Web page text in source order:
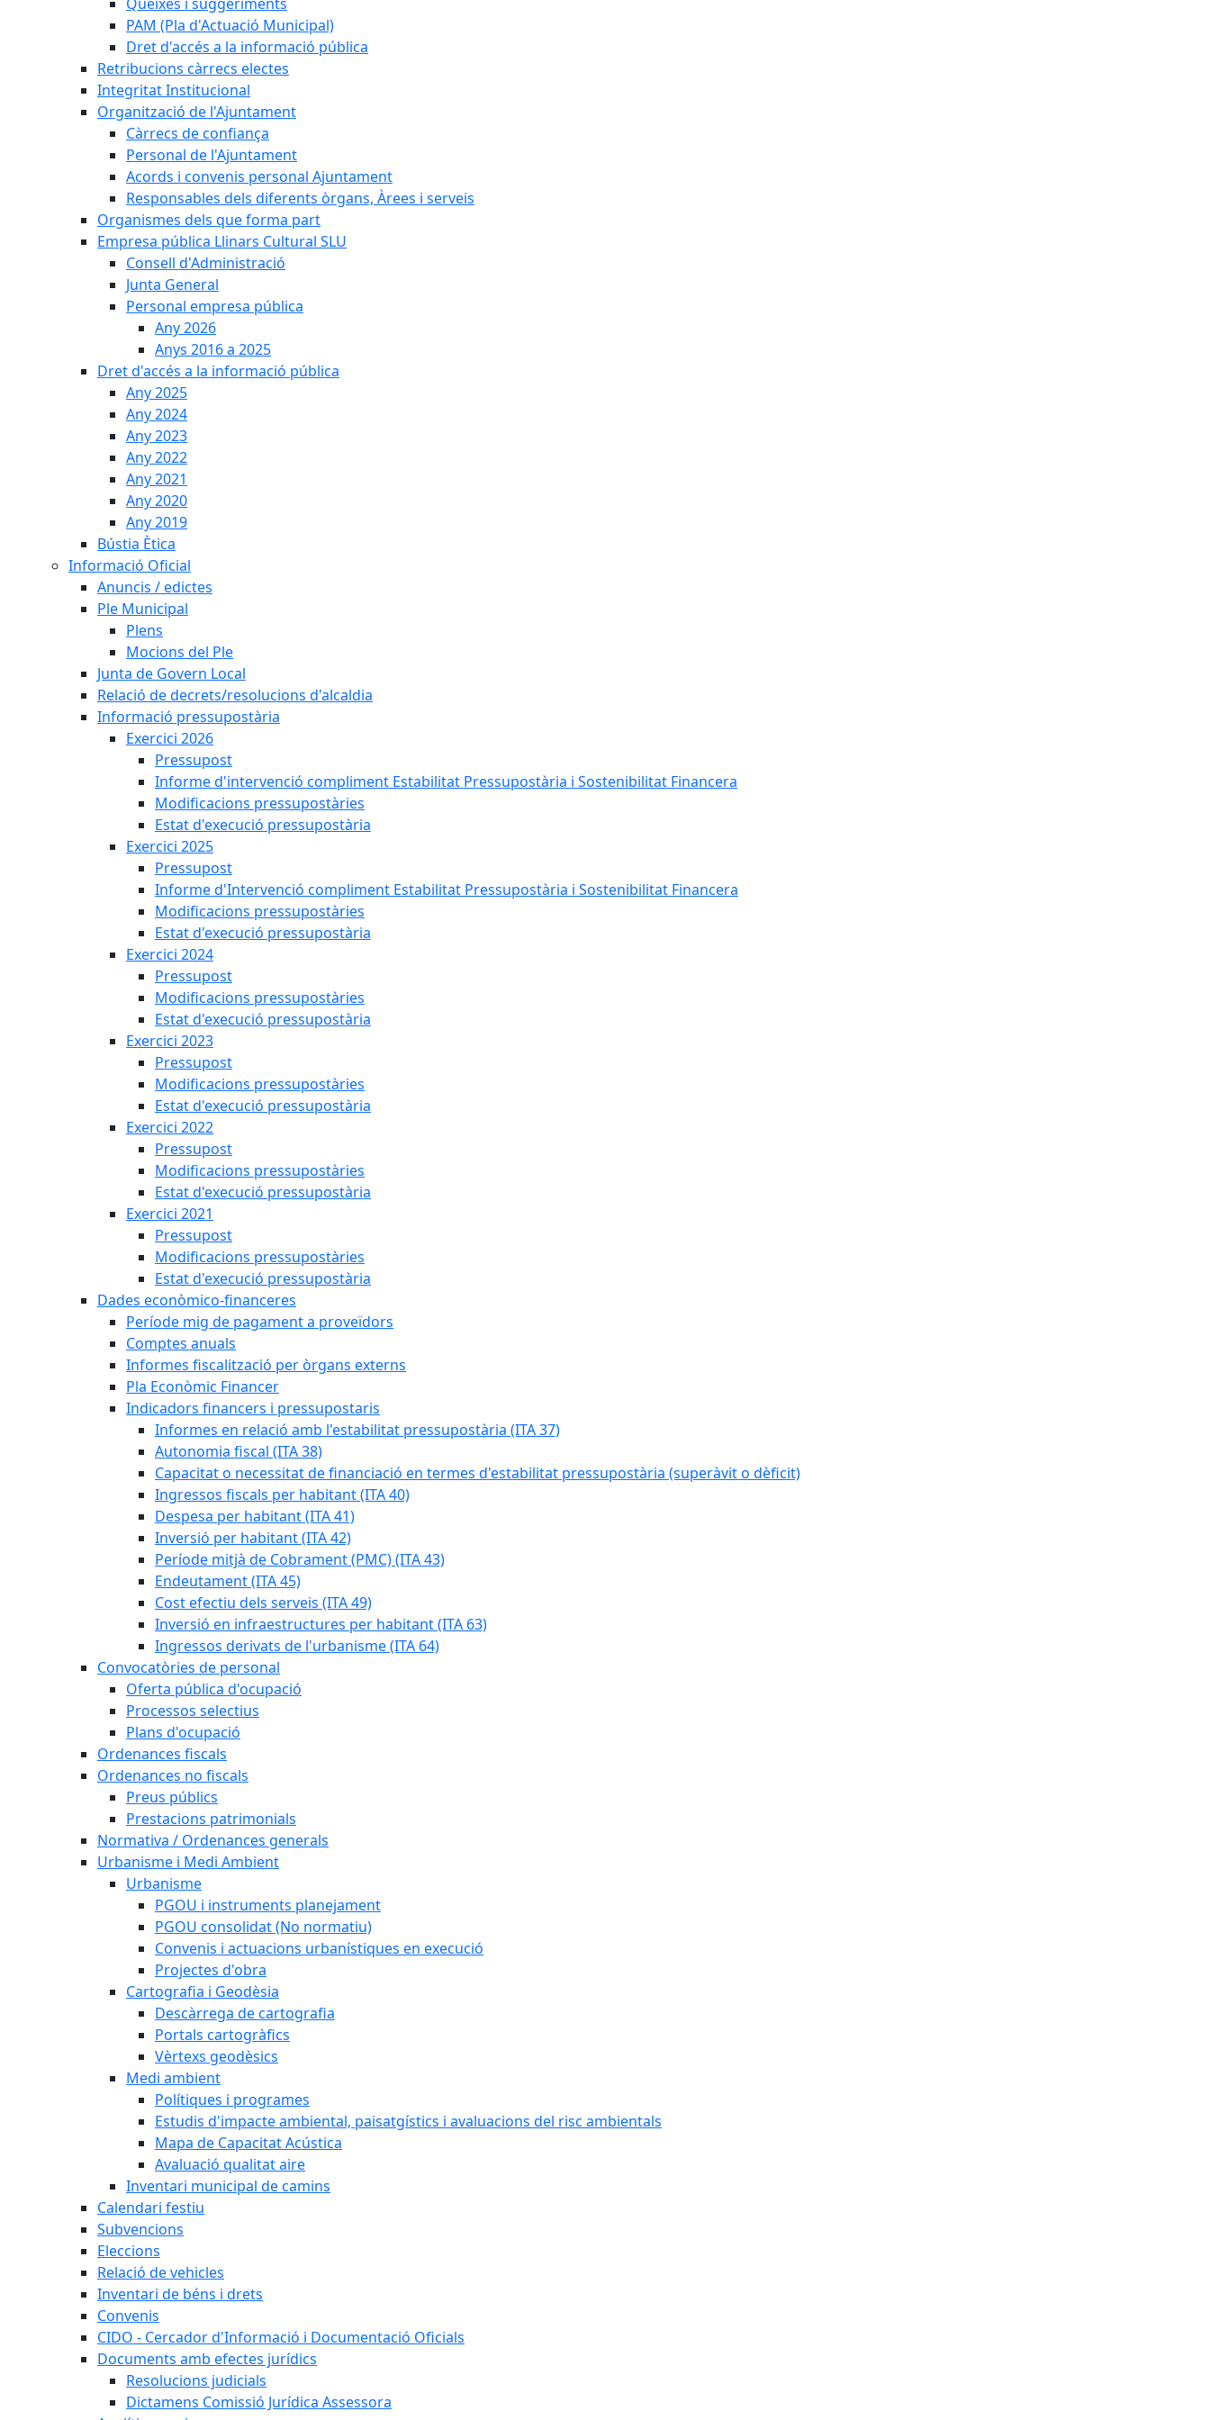
PAM (Pla d'Actuació Municipal)
Dret d'accés a la informació pública
Retribucions càrrecs electes
Integritat Institucional
Organització de l'Ajuntament
Càrrecs de confiança
Personal de l'Ajuntament
Acords i convenis personal Ajuntament
Responsables dels diferents òrgans, Àrees i serveis
Organismes dels que forma part
Empresa pública Llinars Cultural SLU
Consell d'Administració
Junta General
Personal empresa pública
Any 2026
Anys 2016 a 2025
Dret d'accés a la informació pública
Any 2025
Any 2024
Any 2023
Any 2022
Any 2021
Any 2020
Any 2019
Bústia Ètica
Informació Oficial
Anuncis / edictes
Ple Municipal
Plens
Mocions del Ple
Junta de Govern Local
Relació de decrets/resolucions d'alcaldia
Informació pressupostària
Exercici 2026
Pressupost
Informe d'intervenció compliment Estabilitat Pressupostària i Sostenibilitat Financera
Modificacions pressupostàries
Estat d'execució pressupostària
Exercici 2025
Pressupost
Informe d'Intervenció compliment Estabilitat Pressupostària i Sostenibilitat Financera
Modificacions pressupostàries
Estat d'execució pressupostària
Exercici 2024
Pressupost
Modificacions pressupostàries
Estat d'execució pressupostària
Exercici 2023
Pressupost
Modificacions pressupostàries
Estat d'execució pressupostària
Exercici 2022
Pressupost
Modificacions pressupostàries
Estat d'execució pressupostària
Exercici 2021
Pressupost
Modificacions pressupostàries
Estat d'execució pressupostària
Dades econòmico-financeres
Període mig de pagament a proveïdors
Comptes anuals
Informes fiscalització per òrgans externs
Pla Econòmic Financer
Indicadors financers i pressupostaris
Informes en relació amb l'estabilitat pressupostària (ITA 37)
Autonomia fiscal (ITA 38)
Capacitat o necessitat de financiació en termes d'estabilitat pressupostària (superàvit o dèficit)
Ingressos fiscals per habitant (ITA 40)
Despesa per habitant (ITA 41)
Inversió per habitant (ITA 42)
Període mitjà de Cobrament (PMC) (ITA 43)
Endeutament (ITA 45)
Cost efectiu dels serveis (ITA 49)
Inversió en infraestructures per habitant (ITA 63)
Ingressos derivats de l'urbanisme (ITA 64)
Convocatòries de personal
Oferta pública d'ocupació
Processos selectius
Plans d'ocupació
Ordenances fiscals
Ordenances no fiscals
Preus públics
Prestacions patrimonials
Normativa / Ordenances generals
Urbanisme i Medi Ambient
Urbanisme
PGOU i instruments planejament
PGOU consolidat (No normatiu)
Convenis i actuacions urbanístiques en execució
Projectes d'obra
Cartografia i Geodèsia
Descàrrega de cartografia
Portals cartogràfics
Vèrtexs geodèsics
Medi ambient
Polítiques i programes
Estudis d'impacte ambiental, paisatgístics i avaluacions del risc ambientals
Mapa de Capacitat Acústica
Avaluació qualitat aire
Inventari municipal de camins
Calendari festiu
Subvencions
Eleccions
Relació de vehicles
Inventari de béns i drets
Convenis
CIDO - Cercador d'Informació i Documentació Oficials
Documents amb efectes jurídics
Resolucions judicials
Dictamens Comissió Jurídica Assessora